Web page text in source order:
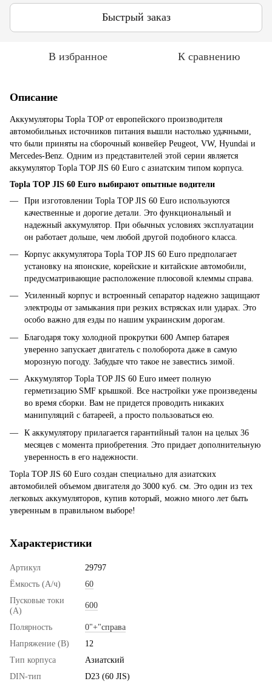
Быстрый заказ
В избранное К сравнению
Описание
Аккумуляторы Topla TOP от европейского производителя
автомобильных источников питания вышли настолько удачными,
что были приняты на сборочный конвейер Peugeot, VW, Hyundai и
Mercedes-Benz. Одним из представителей этой серии является
аккумулятор Topla TOP JIS 60 Euro с азиатским типом корпуса.
Topla TOP JIS 60 Euro выбирают опытные водители
При изготовлении Topla TOP JIS 60 Euro используются
качественные и дорогие детали. Это функциональный и
надежный аккумулятор. При обычных условиях эксплуатации
он работает дольше, чем любой другой подобного класса.
Корпус аккумулятора Topla TOP JIS 60 Euro предполагает
установку на японские, корейские и китайские автомобили,
предусматривающие расположение плюсовой клеммы справа.
Усиленный корпус и встроенный сепаратор надежно защищают
электроды от замыкания при резких встрясках или ударах. Это
особо важно для езды по нашим украинским дорогам.
Благодаря току холодной прокрутки 600 Ампер батарея
уверенно запускает двигатель с полоборота даже в самую
морозную погоду. Забудьте что такое не завестись зимой.
Аккумулятор Topla TOP JIS 60 Euro имеет полную
герметизацию SMF крышкой. Все настройки уже произведены
во время сборки. Вам не придется проводить никаких
манипуляций с батареей, а просто пользоваться ею.
К аккумулятору прилагается гарантийный талон на целых 36
месяцев с момента приобретения. Это придает дополнительную
уверенность в его надежности.
Topla TOP JIS 60 Euro создан специально для азиатских
автомобилей объемом двигателя до 3000 куб. см. Это один из тех
легковых аккумуляторов, купив который, можно много лет быть
уверенным в правильном выборе!
Характеристики
Артикул
29797
Ёмкость (А/ч)
60
Пусковые токи
(А)
600
Полярность
0"+"справа
Напряжение (В)
12
Тип корпуса
Азиатский
DIN-тип
D23 (60 JIS)